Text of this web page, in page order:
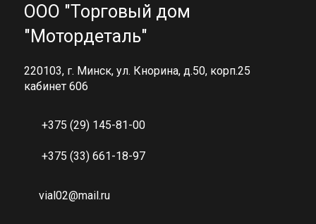
ООО "Торговый дом
"Мотордеталь"
220103, г. Минск, ул. Кнорина, д.50, корп.25
кабинет 606
+375 (29) 145-81-00
+375 (33) 661-18-97
vial02@mail.ru